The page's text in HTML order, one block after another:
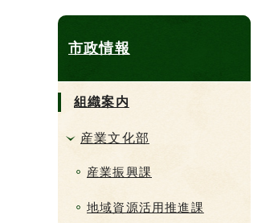
市政情報
組織案内
産業文化部
産業振興課
地域資源活用推進課